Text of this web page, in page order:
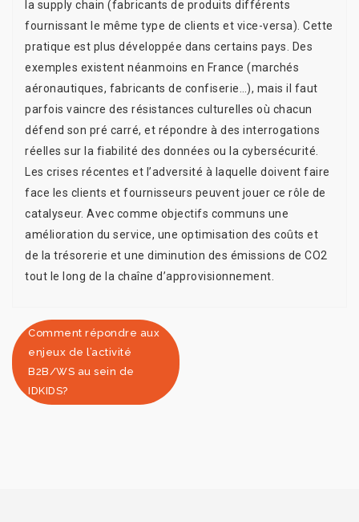
la supply chain (fabricants de produits différents
fournissant le même type de clients et vice-versa). Cette
pratique est plus développée dans certains pays. Des
exemples existent néanmoins en France (marchés
aéronautiques, fabricants de confiserie…), mais il faut
parfois vaincre des résistances culturelles où chacun
défend son pré carré, et répondre à des interrogations
réelles sur la fiabilité des données ou la cybersécurité.
Les crises récentes et l’adversité à laquelle doivent faire
face les clients et fournisseurs peuvent jouer ce rôle de
catalyseur. Avec comme objectifs communs une
amélioration du service, une optimisation des coûts et
de la trésorerie et une diminution des émissions de CO2
tout le long de la chaîne d’approvisionnement.
Comment répondre aux
enjeux de l’activité
B2B/WS au sein de
IDKIDS?